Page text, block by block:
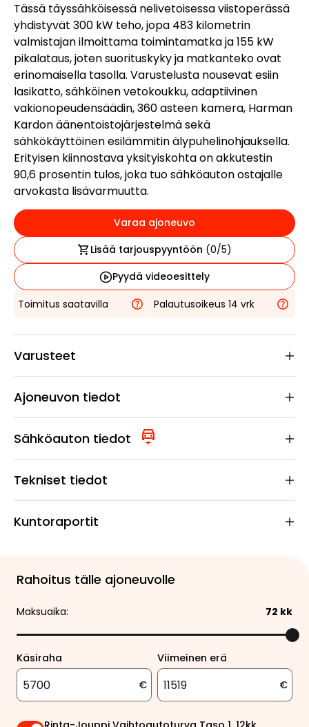
Tässä täyssähköisessä nelivetoisessa viistoperässä
yhdistyvät 300 kW teho, jopa 483 kilometrin
valmistajan ilmoittama toimintamatka ja 155 kW
pikalataus, joten suorituskyky ja matkanteko ovat
erinomaisella tasolla. Varustelusta nousevat esiin
lasikatto, sähköinen vetokoukku, adaptiivinen
vakionopeudensäädin, 360 asteen kamera, Harman
Kardon äänentoistojärjestelmä sekä
sähkökäyttöinen esilämmitin älypuhelinohjauksella.
Erityisen kiinnostava yksityiskohta on akkutestin
90,6 prosentin tulos, joka tuo sähköauton ostajalle
arvokasta lisävarmuutta.
Varaa ajoneuvo
Lisää tarjouspyyntöön (0/5)
Pyydä videoesittely
Toimitus saatavilla
Palautusoikeus 14 vrk
Varusteet
Ajoneuvon tiedot
Sähköauton tiedot
Tekniset tiedot
Kuntoraportit
Rahoitus tälle ajoneuvolle
Maksuaika: 72 kk
Käsiraha
€
Viimeinen erä
€